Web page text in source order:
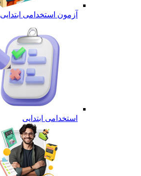
آزمون استخدامی ابتدایی
استخدامی ابتدایی